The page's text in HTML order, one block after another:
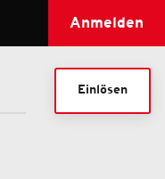
Anmelden
Einlösen